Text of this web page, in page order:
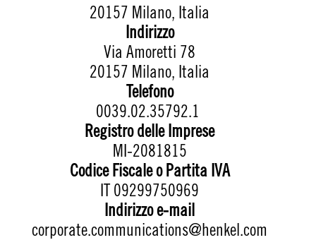
20157 Milano, Italia
Indirizzo
Via Amoretti 78
20157 Milano, Italia
Telefono
0039.02.35792.1
Registro delle Imprese
MI-2081815
Codice Fiscale o Partita IVA
IT 09299750969
Indirizzo e-mail
corporate.communications@henkel.com